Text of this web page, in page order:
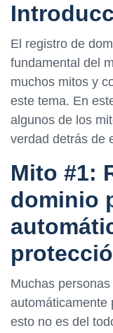
El registro de
fundamental del
muchos mitos y
este tema. En
algunos de los
verdad detrás de
Mito #1:
dominio
Muchas
automáticamente
esto no es del